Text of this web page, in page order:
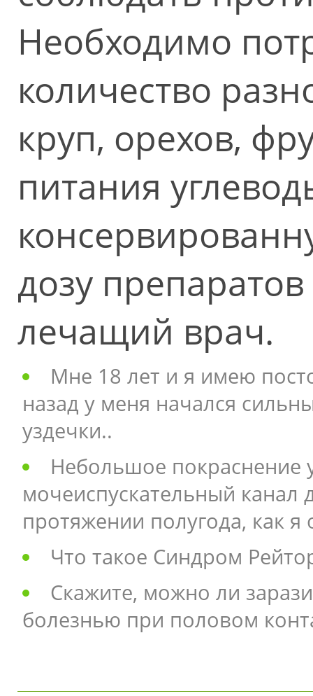
Необходимо
количество
круп, орехов,
питания
дозу
лечащий врач.
Мне 18 лет и я имею
назад у меня начался
уздечки..
Небольшое покраснение
мочеиспускательный
протяжении полугода, как
Что такое Синдром
Скажите, можно ли
болезнью при половом